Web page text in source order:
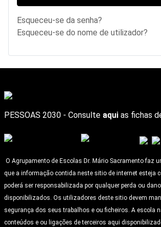
Esqueceu-se da senha?
Esqueceu-se do nome de utilizador?
PESSOAS 2030 - Consulte aqui as fichas
O Agrupamento de Escolas Dr. Mário Sacramento faz
que a informação contida neste sitio de internet esteja
poderá ser responsabilizada por qualquer perda ou
disponibilizados. Os utilizadores deste sitio devem
segurança dos seus trabalhos e ou ficheiros. A escola
conteúdos e ou ligações de terceiros aqui